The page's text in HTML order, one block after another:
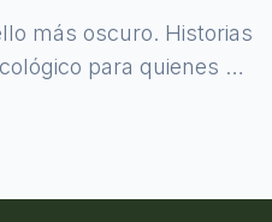
más oscuro. Historias
para quienes se